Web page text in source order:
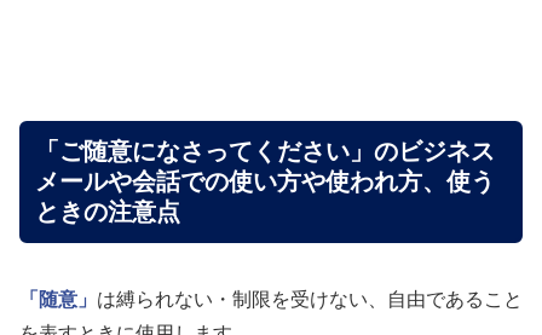
「ご随意になさってください」のビジネス
メールや会話での使い方や使われ方、使う
ときの注意点
「随意」 は縛られない・制限を受けない、自由であること